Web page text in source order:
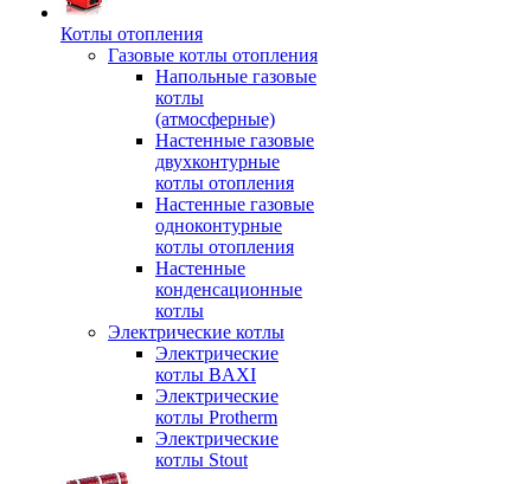
Котлы отопления
Газовые котлы отопления
Напольные газовые
котлы
(атмосферные)
Настенные газовые
двухконтурные
котлы отопления
Настенные газовые
одноконтурные
котлы отопления
Настенные
конденсационные
котлы
Электрические котлы
Электрические
котлы BAXI
Электрические
котлы Protherm
Электрические
котлы Stout